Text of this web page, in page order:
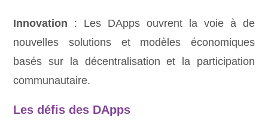
Innovation : Les DApps ouvrent la voie à de
nouvelles solutions et modèles économiques
basés sur la décentralisation et la participation
communautaire.
Les défis des DApps